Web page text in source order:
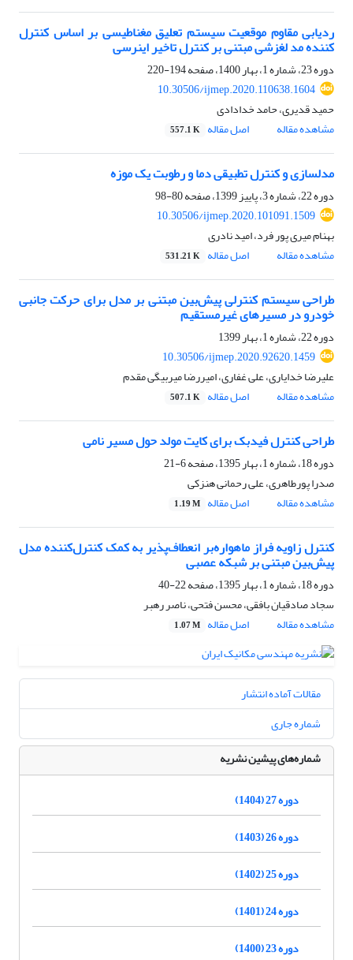
ردیابی مقاوم موقعیت سیستم‌ تعلیق مغناطیسی بر اساس کنترل
کننده مد لغزشی مبتنی بر کنترل تاخیر اینرسی
دوره 23، شماره 1، بهار 1400، صفحه
194-220
10.30506/ijmep.2020.110638.1604
حمید قدیری، حامد خدادادی
مشاهده مقاله
اصل مقاله 557.1 K
مدلسازی و کنترل تطبیقی دما و رطوبت یک موزه
دوره 22، شماره 3، پاییز 1399، صفحه
80-98
10.30506/ijmep.2020.101091.1509
بهنام میری پور فرد، امید نادری
مشاهده مقاله
اصل مقاله 531.21 K
طراحی سیستم کنترلی پیش‌بین مبتنی بر مدل برای حرکت جانبی
خودرو در مسیرهای غیرمستقیم
دوره 22، شماره 1، بهار 1399
10.30506/ijmep.2020.92620.1459
علیرضا خدایاری، علی غفاری، امیررضا میربیگی مقدم
مشاهده مقاله
اصل مقاله 507.1 K
طراحی کنترل فیدبک برای کایت مولد حول مسیر نامی
دوره 18، شماره 1، بهار 1395، صفحه
6-21
صدرا پورطاهری، علی رحمانی هنزکی
مشاهده مقاله
اصل مقاله 1.19 M
کنترل زاویه فراز ماهواره‌بر انعطاف‌پذیر به کمک کنترل‌‌کننده مدل
پیش‌بین مبتنی بر شبکه عصبی
دوره 18، شماره 1، بهار 1395، صفحه
22-40
سجاد صادقیان بافقی، محسن فتحی، ناصر رهبر
مشاهده مقاله
اصل مقاله 1.07 M
مقالات آماده انتشار
شماره جاری
شماره‌های پیشین نشریه
دوره 27 (1404)
دوره 26 (1403)
دوره 25 (1402)
دوره 24 (1401)
دوره 23 (1400)